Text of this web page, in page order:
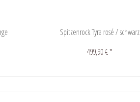
Spitzenrock Tyra rosé / schwarz
499,90 € *